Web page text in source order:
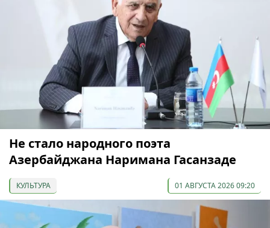
Не стало народного поэта
Азербайджана Наримана Гасанзаде
КУЛЬТУРА 01 АВГУСТА 2026 09:20